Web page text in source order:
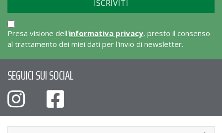
Presa visione dell'informativa privacy, presto il consenso
al trattamento dei miei dati per l'invio di newsletter.
SEGUICI SUI SOCIAL